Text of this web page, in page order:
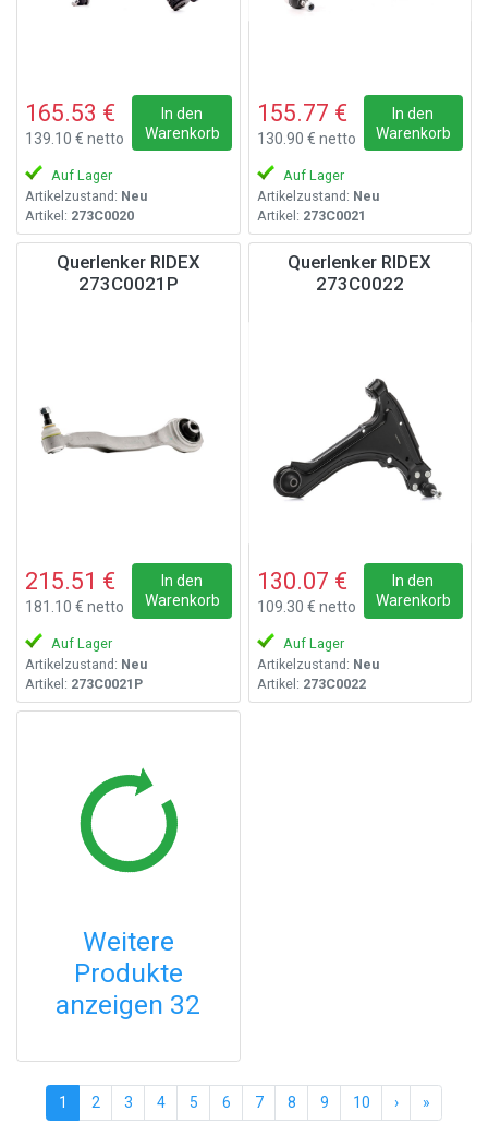
165.53 €
139.10 € netto
In den
Warenkorb
Auf Lager
Artikelzustand: Neu
Artikel: 273C0020
155.77 €
130.90 € netto
In den
Warenkorb
Auf Lager
Artikelzustand: Neu
Artikel: 273C0021
Querlenker RIDEX
273C0021P
215.51 €
181.10 € netto
In den
Warenkorb
Auf Lager
Artikelzustand: Neu
Artikel: 273C0021P
Querlenker RIDEX
273C0022
130.07 €
109.30 € netto
In den
Warenkorb
Auf Lager
Artikelzustand: Neu
Artikel: 273C0022
Weitere
Produkte
anzeigen 32
1 (current)
2 3 4 5 6 7 8 9 10 › »